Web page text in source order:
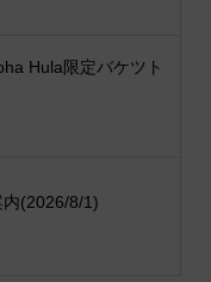
Hula限定バケツト
(2026/8/1)